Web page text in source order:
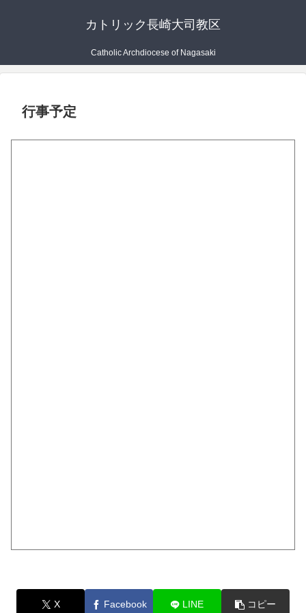
カトリック長崎大司教区
Catholic Archdiocese of Nagasaki
行事予定
X Facebook LINE コピー